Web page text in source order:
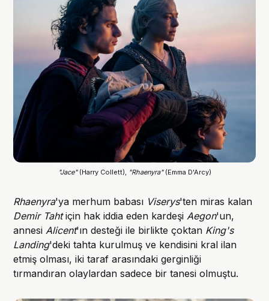
"Jace" (Harry Collett), "Rhaenyra" (Emma D'Arcy)
Rhaenyra'ya merhum babası Viserys'ten miras kalan
Demir Tahtiçin hak iddia eden kardeşi Aegon'un,
annesi Alicent'ın desteği ile birlikte çoktan King's
Landing'deki tahta kurulmuş ve kendisini kral ilan
etmiş olması, iki taraf arasındaki gerginliği
tırmandıran olaylardan sadece bir tanesi olmuştu.